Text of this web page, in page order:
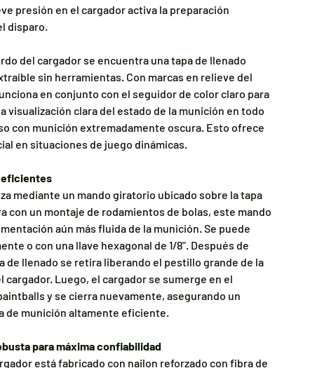
presión en el cargador activa la preparación
disparo.
del cargador se encuentra una tapa de llenado
sin herramientas. Con marcas en relieve del
en conjunto con el seguidor de color claro para
visualización clara del estado de la munición en todo
con munición extremadamente oscura. Esto ofrece
en situaciones de juego dinámicas.
eficientes
mediante un mando giratorio ubicado sobre la tapa
con un montaje de rodamientos de bolas, este mando
aún más fluida de la munición. Se puede
o con una llave hexagonal de 1/8". Después de
de llenado se retira liberando el pestillo grande de la
cargador. Luego, el cargador se sumerge en el
y se cierra nuevamente, asegurando un
de munición altamente eficiente.
para máxima confiabilidad
está fabricado con nailon reforzado con fibra de